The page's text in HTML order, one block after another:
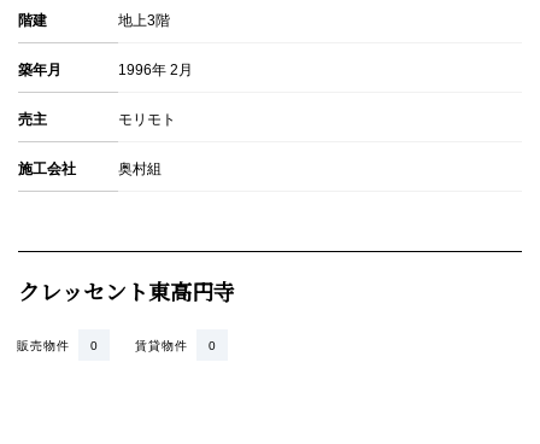
階建 地上3階
築年月 1996年 2月
売主 モリモト
施工会社 奥村組
クレッセント東高円寺
賃貸物件 0
販売物件 0